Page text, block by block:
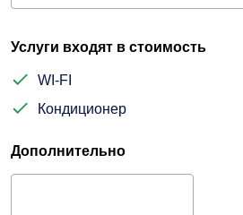
Услуги входят в стоимость
WI-FI
Кондиционер
Дополнительно